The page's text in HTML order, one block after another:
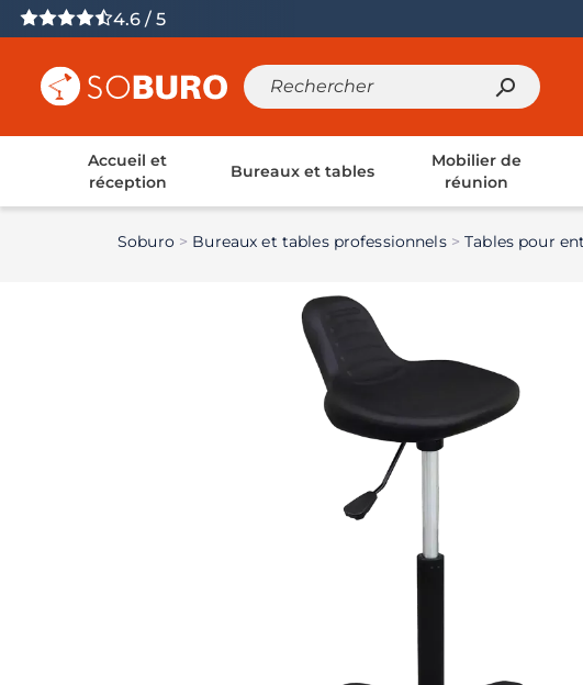
4.6 / 5
search
Accueil et
réception
Bureaux et tables
Mobilier de
réunion
Soburo Bureaux et tables professionnels Tables pour